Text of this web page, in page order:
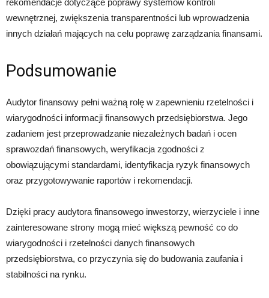
wewnętrznej, zwiększenia transparentności lub wprowadzenia
innych działań mających na celu poprawę zarządzania finansami.
Podsumowanie
Audytor finansowy pełni ważną rolę w zapewnieniu rzetelności i
wiarygodności informacji finansowych przedsiębiorstwa. Jego
zadaniem jest przeprowadzanie niezależnych badań i ocen
sprawozdań finansowych, weryfikacja zgodności z
obowiązującymi standardami, identyfikacja ryzyk finansowych
oraz przygotowywanie raportów i rekomendacji.
Dzięki pracy audytora finansowego inwestorzy, wierzyciele i inne
zainteresowane strony mogą mieć większą pewność co do
wiarygodności i rzetelności danych finansowych
przedsiębiorstwa, co przyczynia się do budowania zaufania i
stabilności na rynku.